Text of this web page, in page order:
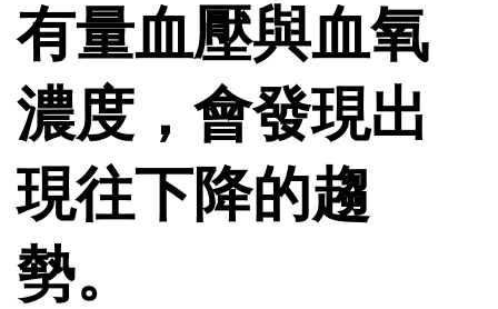
有量血壓與血氧
濃度，會發現出
現往下降的趨
勢。